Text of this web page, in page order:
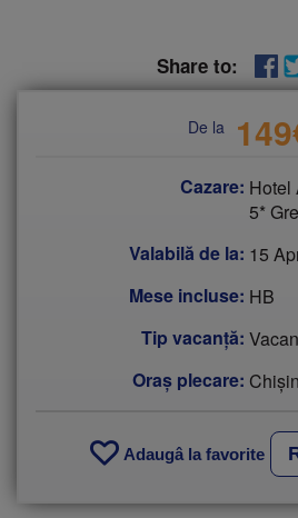
Share to:
De la 149
Cazare: Hotel
5*
Valabilă de la: 15
Mese incluse: HB
Tip vacanţă:
Oraș plecare:
Adaugâ la favorite